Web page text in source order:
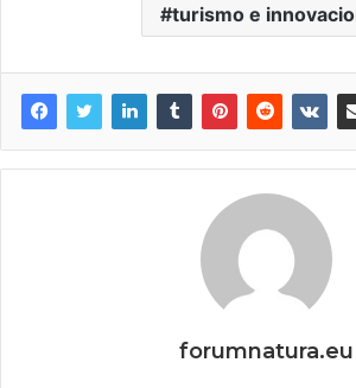
turismo e
forumnatura.eu